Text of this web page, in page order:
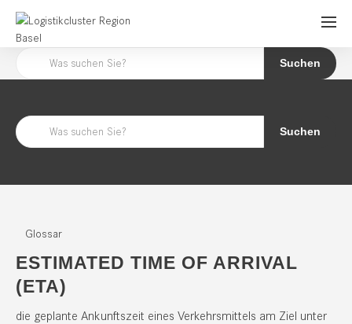
Suchen
Suchen
Glossar
ESTIMATED TIME OF ARRIVAL
(ETA)
die geplante Ankunftszeit eines Verkehrsmittels am Ziel unter